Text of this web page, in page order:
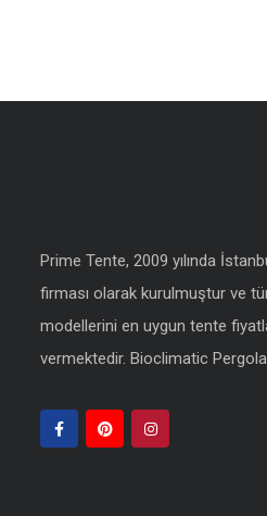
Prime Tente, 2009 yılında
firması olarak kurulmuştur ve
modellerini en uygun tente
vermektedir. Bioclimatic